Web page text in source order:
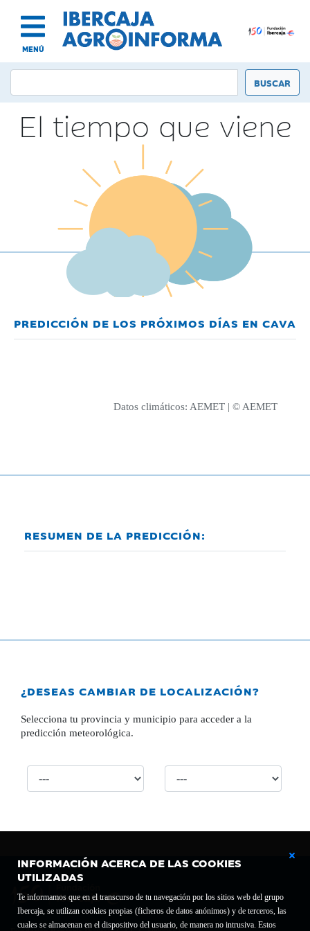
MENÚ
INFORMACIÓN ACERCA DE LAS COOKIES
UTILIZADAS
Te informamos que en el transcurso de tu navegación por los sitios web del grupo
Ibercaja, se utilizan cookies propias (ficheros de datos anónimos) y de terceros, las
cuales se almacenan en el dispositivo del usuario, de manera no intrusiva. Estos
El tiempo que viene
PREDICCIÓN DE LOS PRÓXIMOS DÍAS EN CAVA
Datos climáticos: AEMET | © AEMET
RESUMEN DE LA PREDICCIÓN:
¿DESEAS CAMBIAR DE LOCALIZACIÓN?
Selecciona tu provincia y municipio para acceder a la
predicción meteorológica.